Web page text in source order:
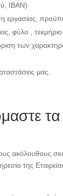
IBAN)
εργασίας,
φύλο ,
των
μας.
τα
ακόλουθους
της